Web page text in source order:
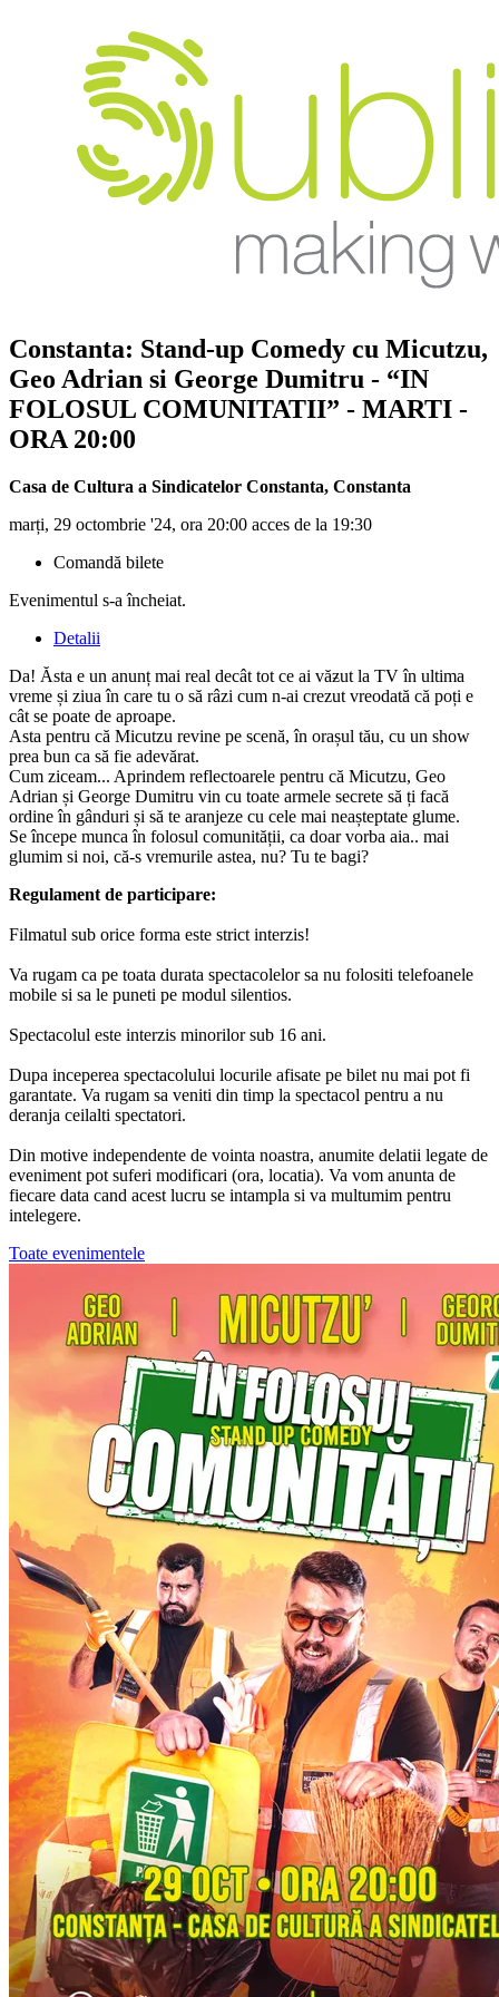
Constanta: Stand-up Comedy cu Micutzu,
Geo Adrian si George Dumitru - “IN
FOLOSUL COMUNITATII” - MARTI -
ORA 20:00
Casa de Cultura a Sindicatelor Constanta, Constanta
marți, 29 octombrie '24, ora 20:00 acces de la 19:30
Comandă bilete
Evenimentul s-a încheiat.
Detalii
Da! Ăsta e un anunț mai real decât tot ce ai văƶut la TV în ultima
vreme și ziua în care tu o să râzi cum n-ai crezut vreodată că poți e
cât se poate de aproape.
Asta pentru că Micutzu revine pe scenă, în orașul tău, cu un show
prea bun ca să fie adevărat.
Cum ziceam... Aprindem reflectoarele pentru că Micutzu, Geo
Adrian și George Dumitru vin cu toate armele secrete să ți facă
ordine în gânduri și să te aranjeze cu cele mai neașteptate glume.
Se începe munca în folosul comunității, ca doar vorba aia.. mai
glumim si noi, că-s vremurile astea, nu? Tu te bagi?
Regulament de participare:
Filmatul sub orice forma este strict interzis!
Va rugam ca pe toata durata spectacolelor sa nu folositi telefoanele
mobile si sa le puneti pe modul silentios.
Spectacolul este interzis minorilor sub 16 ani.
Dupa inceperea spectacolului locurile afisate pe bilet nu mai pot fi
garantate. Va rugam sa veniti din timp la spectacol pentru a nu
deranja ceilalti spectatori.
Din motive independente de vointa noastra, anumite delatii legate de
eveniment pot suferi modificari (ora, locatia). Va vom anunta de
fiecare data cand acest lucru se intampla si va multumim pentru
intelegere.
Toate evenimentele